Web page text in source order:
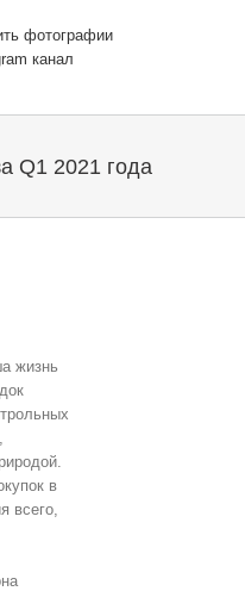
фотографии
канал
Q1 2021 года
жизнь
в
всего,